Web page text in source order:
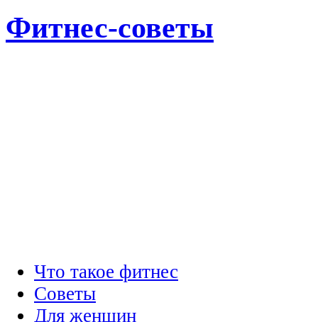
Фитнес-советы
Что такое фитнес
Советы
Для женщин